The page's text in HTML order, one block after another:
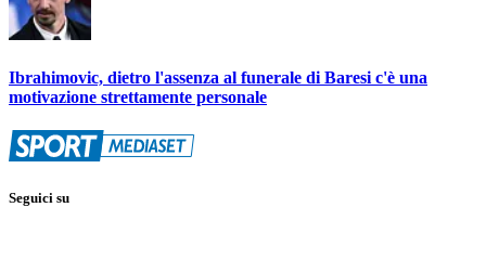
Ibrahimovic, dietro l'assenza al funerale di Baresi c'è una
motivazione strettamente personale
Seguici su